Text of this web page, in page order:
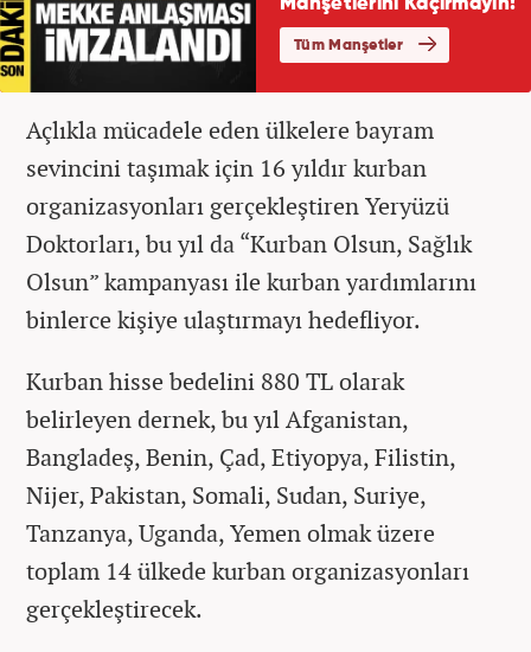
Açlıkla mücadele eden ülkelere bayram
sevincini taşımak için 16 yıldır kurban
organizasyonları gerçekleştiren Yeryüzü
Doktorları, bu yıl da “Kurban Olsun, Sağlık
Olsun” kampanyası ile kurban yardımlarını
binlerce kişiye ulaştırmayı hedefliyor.
Kurban hisse bedelini 880 TL olarak
belirleyen dernek, bu yıl Afganistan,
Bangladeş, Benin, Çad, Etiyopya, Filistin,
Nijer, Pakistan, Somali, Sudan, Suriye,
Tanzanya, Uganda, Yemen olmak üzere
toplam 14 ülkede kurban organizasyonları
gerçekleştirecek.